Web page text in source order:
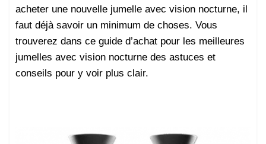
acheter une nouvelle jumelle avec vision nocturne, il
faut déjà savoir un minimum de choses. Vous
trouverez dans ce guide d’achat pour les meilleures
jumelles avec vision nocturne des astuces et
conseils pour y voir plus clair.